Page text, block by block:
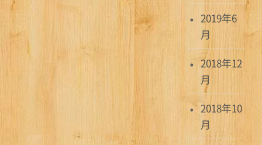
2019年6
月
2018年12
月
2018年10
月